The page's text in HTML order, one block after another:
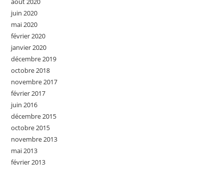
juin 2020
mai 2020
février 2020
janvier 2020
décembre 2019
octobre 2018
novembre 2017
février 2017
juin 2016
décembre 2015
octobre 2015
novembre 2013
mai 2013
février 2013